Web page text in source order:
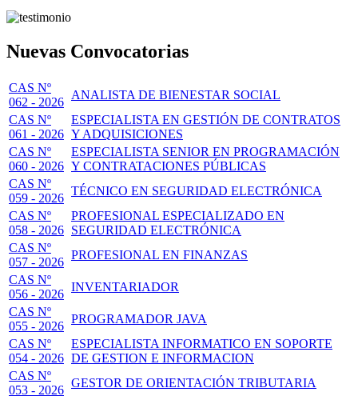
Nuevas Convocatorias
CAS Nº
062 - 2026
ANALISTA DE BIENESTAR SOCIAL
CAS Nº
061 - 2026
ESPECIALISTA EN GESTIÓN DE CONTRATOS
Y ADQUISICIONES
CAS Nº
060 - 2026
ESPECIALISTA SENIOR EN PROGRAMACIÓN
Y CONTRATACIONES PÚBLICAS
CAS Nº
059 - 2026
TÉCNICO EN SEGURIDAD ELECTRÓNICA
CAS Nº
058 - 2026
PROFESIONAL ESPECIALIZADO EN
SEGURIDAD ELECTRÓNICA
CAS Nº
057 - 2026
PROFESIONAL EN FINANZAS
CAS Nº
056 - 2026
INVENTARIADOR
CAS Nº
055 - 2026
PROGRAMADOR JAVA
CAS Nº
054 - 2026
ESPECIALISTA INFORMATICO EN SOPORTE
DE GESTION E INFORMACION
CAS Nº
053 - 2026
GESTOR DE ORIENTACIÓN TRIBUTARIA